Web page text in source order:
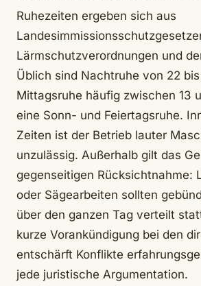
Ruhezeiten ergeben sich aus
Lärmschutzverordnungen und
Üblich sind Nachtruhe von 22
Mittagsruhe häufig zwischen 13
eine Sonn- und Feiertagsruhe.
Zeiten ist der Betrieb lauter
unzulässig. Außerhalb gilt das
gegenseitigen Rücksichtnahme:
oder Sägearbeiten sollten
über den ganzen Tag verteilt
kurze Vorankündigung bei den
entschärft Konflikte
jede juristische Argumentation.